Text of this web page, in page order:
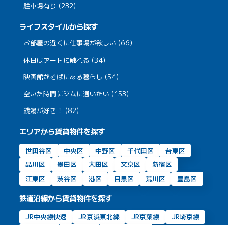
駐車場有り (232)
ライフスタイルから探す
お部屋の近くに仕事場が欲しい (66)
休日はアートに触れる (34)
映画館がそばにある暮らし (54)
空いた時間にジムに通いたい (153)
銭湯が好き！ (82)
エリアから賃貸物件を探す
世田谷区 中央区 中野区 千代田区
台東区
品川区
墨田区 大田区 文京区
新宿区
江東区
渋谷区 港区 目黒区 荒川区 豊島区
鉄道沿線から賃貸物件を探す
JR中央線快速 JR京浜東北線 JR京葉線
JR埼京線